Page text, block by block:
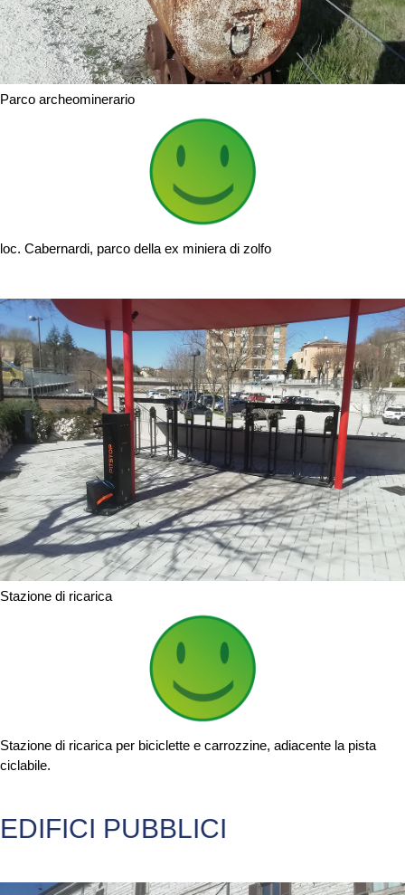
Parco archeominerario
loc. Cabernardi, parco della ex miniera di zolfo
Stazione di ricarica
Stazione di ricarica per biciclette e carrozzine, adiacente la pista
ciclabile.
EDIFICI PUBBLICI